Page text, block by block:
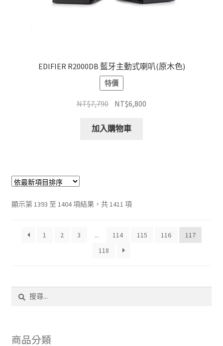
EDIFIER R2000DB 藍牙主動式喇叭(原木色)
特價
NT$7,790 原
價
NT$6,800
加入購物車
顯示第 1393 至 1404 項結果，共 1411 項依
項
1 2 3 ... 114 115 116
117
118
字:
商品分類